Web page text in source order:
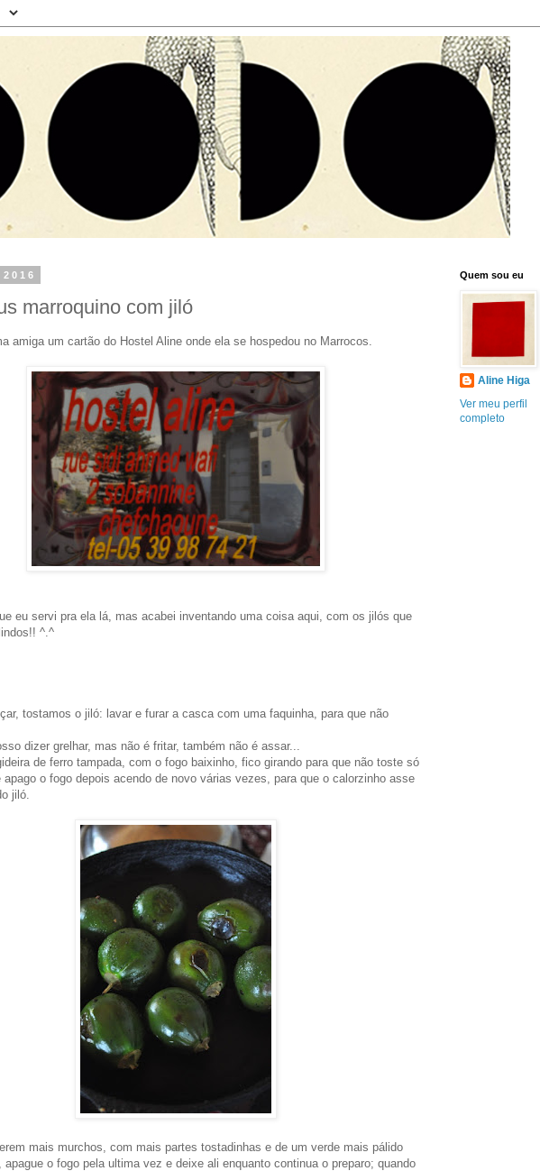
marroquino com jiló
amiga um cartão do Hostel Aline onde ela se hospedou no Marrocos.
eu servi pra ela lá, mas acabei inventando uma coisa aqui, com os jilós que
^.^
tostamos o jiló: lavar e furar a casca com uma faquinha, para que não
dizer grelhar, mas não é fritar, também não é assar...
de ferro tampada, com o fogo baixinho, fico girando para que não toste só
apago o fogo depois acendo de novo várias vezes, para que o calorzinho asse
jiló.
mais murchos, com mais partes tostadinhas e de um verde mais pálido
apague o fogo pela ultima vez e deixe ali enquanto continua o preparo; quando
Quem sou eu
Aline Higa
Ver meu perfil
completo